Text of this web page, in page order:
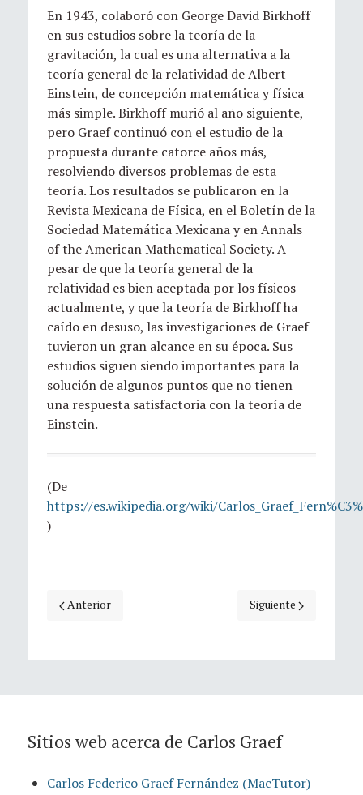
En 1943, colaboró con George David Birkhoff
en sus estudios sobre la teoría de la
gravitación, la cual es una alternativa a la
teoría general de la relatividad de Albert
Einstein, de concepción matemática y física
más simple. Birkhoff murió al año siguiente,
pero Graef continuó con el estudio de la
propuesta durante catorce años más,
resolviendo diversos problemas de esta
teoría. Los resultados se publicaron en la
Revista Mexicana de Física, en el Boletín de la
Sociedad Matemática Mexicana y en Annals
of the American Mathematical Society. A
pesar de que la teoría general de la
relatividad es bien aceptada por los físicos
actualmente, y que la teoría de Birkhoff ha
caído en desuso, las investigaciones de Graef
tuvieron un gran alcance en su época. Sus
estudios siguen siendo importantes para la
solución de algunos puntos que no tienen
una respuesta satisfactoria con la teoría de
Einstein.
(De
https://es.wikipedia.org/wiki/
)
Artículo anterior: Carlos Federico Graef Fernández
Anterior Artículo siguiente:
Siguiente
Sitios web acerca de Carlos Graef
Carlos Federico Graef Fernández (MacTutor)